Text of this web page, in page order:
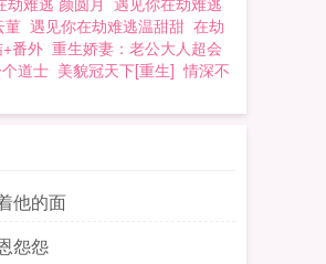
菫 遇见你在劫难逃温甜甜 在劫
番外 重生娇妻：老公大人超会
道士 美貌冠天下[重生] 情深不
他的面
怨怨